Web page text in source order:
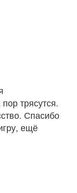
трясутся.
Спасибо
ещё